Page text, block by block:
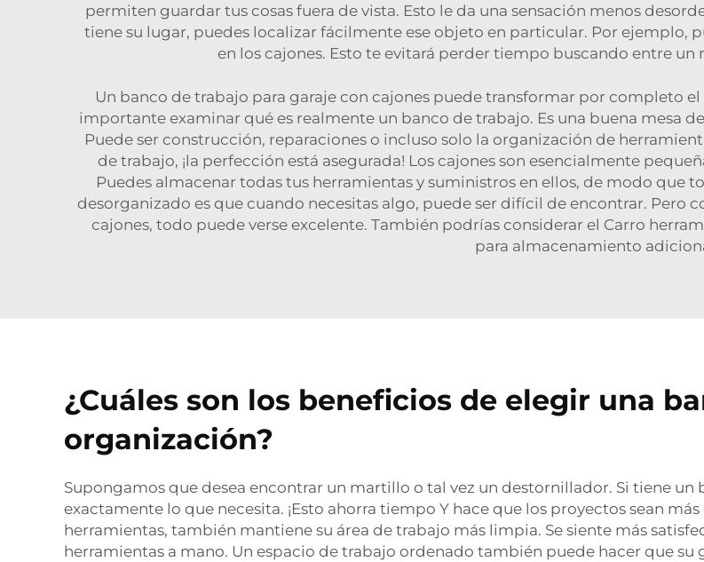
permiten guardar tus cosas fuera de vista. Esto le da una sensación menos
tiene su lugar, puedes localizar fácilmente ese objeto en particular. Por ejemplo,
en los cajones. Esto te evitará perder tiempo buscando entre
Un banco de trabajo para garaje con cajones puede transformar por completo
importante examinar qué es realmente un banco de trabajo. Es una buena mesa
Puede ser construcción, reparaciones o incluso solo la organización de
de trabajo, ¡la perfección está asegurada! Los cajones son esencialmente
Puedes almacenar todas tus herramientas y suministros en ellos, de modo que
desorganizado es que cuando necesitas algo, puede ser difícil de encontrar. Pero
cajones, todo puede verse excelente. También podrías considerar el Carro
para almacenamiento
¿Cuáles son los beneficios de elegir una
organización?
Supongamos que desea encontrar un martillo o tal vez un destornillador. Si tiene un
exactamente lo que necesita. ¡Esto ahorra tiempo Y hace que los proyectos sean
herramientas, también mantiene su área de trabajo más limpia. Se siente más
herramientas a mano. Un espacio de trabajo ordenado también puede hacer que su